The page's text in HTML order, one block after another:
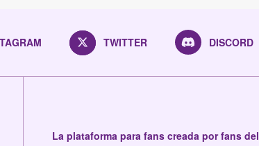
TWITTER DISCORD
La plataforma para fans creada por fans del